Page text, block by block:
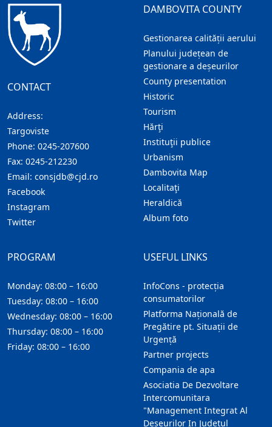
CONTACT
Address:
Targoviste
Phone: 0245-207600
Fax: 0245-212230
Email: consjdb@cjd.ro
Facebook
Instagram
Twitter
DAMBOVITA COUNTY
Gestionarea calității aerului
Planului județean de
gestionare a deșeurilor
County presentation
Historic
Tourism
Hărţi
Instituţii publice
Urbanism
Dambovita Map
Localitaţi
Heraldică
Album foto
USEFUL LINKS
InfoCons - protecția
consumatorilor
Platforma Națională de
Pregătire pt. Situații de
Urgență
Partner projects
Compania de apa
Asociatia De Dezvoltare
Intercomunitara
"Management Integrat Al
Deseurilor In Judetul
PROGRAM
Monday: 08:00 – 16:00
Tuesday: 08:00 – 16:00
Wednesday: 08:00 – 16:00
Thursday: 08:00 – 16:00
Friday: 08:00 – 16:00